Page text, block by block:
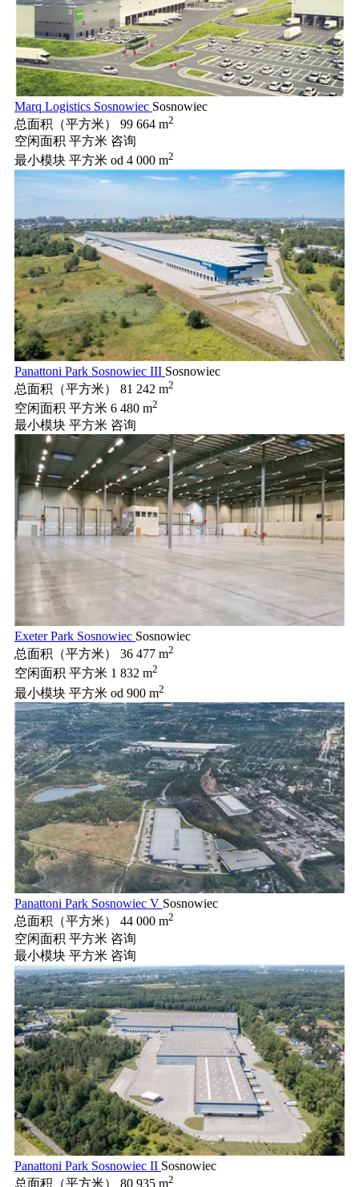
Marq Logistics Sosnowiec Sosnowiec
总面积（平方米）
99 664 m2
空闲面积 平方米 咨询
最小模块 平方米 od 4 000 m2
Panattoni Park Sosnowiec III Sosnowiec
总面积（平方米）
81 242 m2
空闲面积 平方米 6 480 m2
最小模块 平方米 咨询
Exeter Park Sosnowiec Sosnowiec
总面积（平方米）
36 477 m2
空闲面积 平方米 1 832 m2
最小模块 平方米 od 900 m2
Panattoni Park Sosnowiec V Sosnowiec
总面积（平方米）
44 000 m2
空闲面积 平方米 咨询
最小模块 平方米 咨询
Panattoni Park Sosnowiec II Sosnowiec
总面积（平方米）
80 935 m2